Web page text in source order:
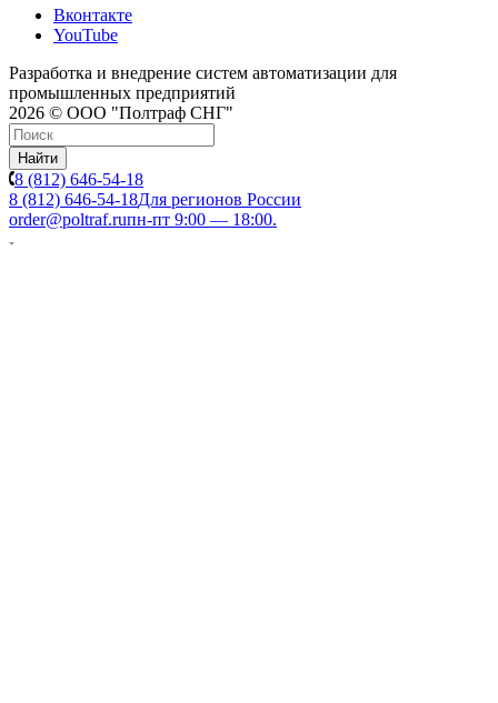
Вконтакте
YouTube
Разработка и внедрение систем автоматизации для
промышленных предприятий
2026 © ООО "Полтраф СНГ"
Найти
8 (812) 646-54-18
8 (812) 646-54-18Для регионов России
order@poltraf.ruпн-пт 9:00 — 18:00.